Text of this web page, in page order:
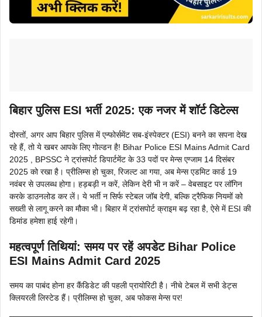
बिहार पुलिस ESI भर्ती 2025: एक नजर में शॉर्ट डिटेल्स
दोस्तों, अगर आप बिहार पुलिस में एन्फोर्समेंट सब-इंस्पेक्टर (ESI) बनने का सपना देख
रहे हैं, तो ये खबर आपके लिए गोल्डन है! Bihar Police ESI Mains Admit Card
2025 , BPSSC ने ट्रांसपोर्ट डिपार्टमेंट के 33 पदों पर मेन्स एग्जाम 14 दिसंबर
2025 को रखा है। प्रीलिम्स हो चुका, रिजल्ट आ गया, अब मेन्स एडमिट कार्ड 19
नवंबर से उपलब्ध होगा। हड़बड़ी न करें, लेकिन देरी भी न करें – वेबसाइट पर लॉगिन
करके डाउनलोड कर लें। ये भर्ती न सिर्फ स्टेबल जॉब देगी, बल्कि ट्रैफिक नियमों को
सख्ती से लागू करने का मौका भी। बिहार में ट्रांसपोर्ट क्राइम बढ़ रहा है, ऐसे में ESI की
डिमांड हमेशा हाई रहेगी।
महत्वपूर्ण तिथियां: समय पर रहें अपडेट Bihar Police
ESI Mains Admit Card 2025
समय का पाबंद होना हर कैंडिडेट की पहली प्रायोरिटी है। नीचे टेबल में सभी डेट्स
क्लियरली लिस्टेड हैं। प्रीलिम्स हो चुका, अब फोकस मेन्स पर!